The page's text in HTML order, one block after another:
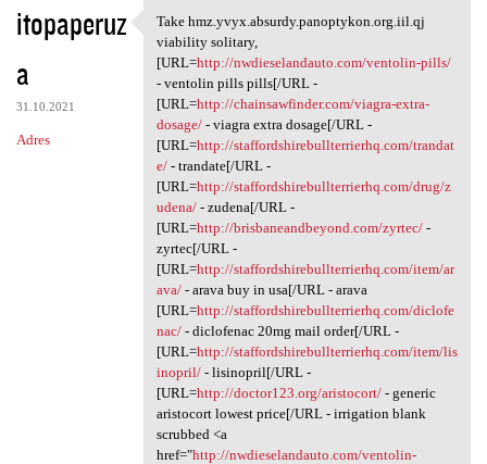
itopaperuz
a
31.10.2021
Adres
Take hmz.yvyx.absurdy
Take hmz.yvyx.absurdy.panoptykon.org.iil.qj
viability solitary,
[URL=http://nwdieselandauto.com/ventolin-pills/
- ventolin pills pills[/URL -
[URL=http://chainsawfinder.com/viagra-extra-
dosage/- viagra extra dosage[/URL -
[URL=http://staffordshirebullterrierhq.com/trandat
e/- trandate[/URL -
[URL=http://staffordshirebullterrierhq.com/drug/z
udena/- zudena[/URL -
[URL=http://brisbaneandbeyond.com/zyrtec/-
zyrtec[/URL -
[URL=http://staffordshirebullterrierhq.com/item/ar
ava/- arava buy in usa[/URL - arava
[URL=http://staffordshirebullterrierhq.com/diclofe
nac/- diclofenac 20mg mail order[/URL -
[URL=http://staffordshirebullterrierhq.com/item/lis
inopril/- lisinopril[/URL -
[URL=http://doctor123.org/aristocort/- generic
aristocort lowest price[/URL - irrigation blank
scrubbed <a
href="http://nwdieselandauto.com/ventolin-